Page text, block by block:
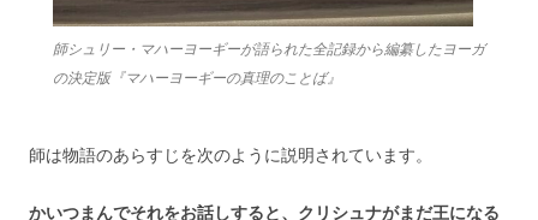
師シュリー・マハーヨーギーが語られた全記録から編纂したヨーガ
の決定版『マハーヨーギーの真理のことば』
師は物語のあらすじを次のように説明されています。
かいつまんでそれをお話しすると、クリシュナがまだ王になる